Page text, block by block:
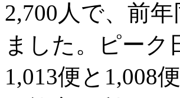
2,700人で、前
ました。ピーク
1,013便と1,008